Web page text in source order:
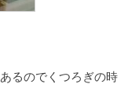
るのでくつろぎの時